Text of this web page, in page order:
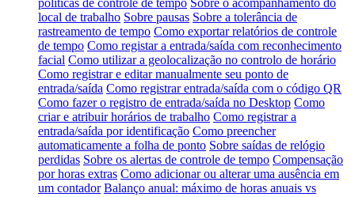
local de trabalho Sobre pausas Sobre a tolerância de
rastreamento de tempo Como exportar relatórios de controle
de tempo Como registar a entrada/saída com reconhecimento
facial Como utilizar a geolocalização no controlo de horário
Como registrar e editar manualmente seu ponto de
entrada/saída Como registrar entrada/saída com o código QR
Como fazer o registro de entrada/saída no Desktop Como
criar e atribuir horários de trabalho Como registrar a
entrada/saída por identificação Como preencher
automaticamente a folha de ponto Sobre saídas de relógio
perdidas Sobre os alertas de controle de tempo Compensação
por horas extras Como adicionar ou alterar uma ausência em
um contador Balanço anual: máximo de horas anuais vs